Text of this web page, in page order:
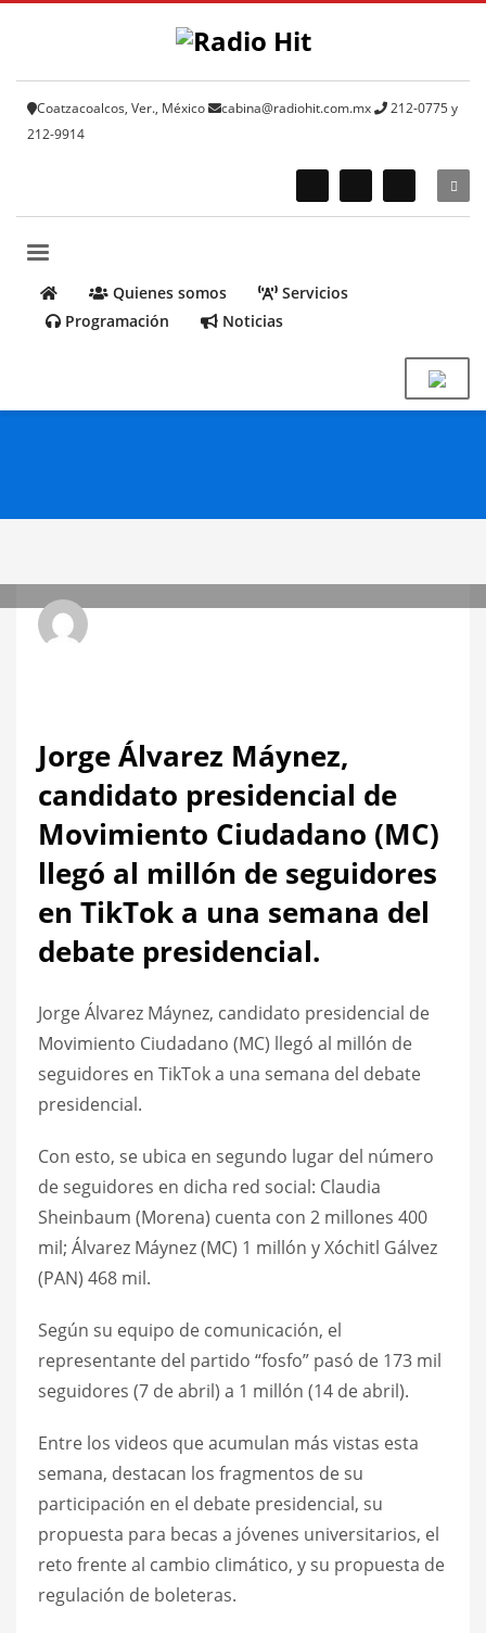
Coatzacoalcos, Ver., México cabina@radiohit.com.mx
212-0775 y
212-9914
Quienes somos
Servicios
Programación
Noticias
Radio Hit La Xplosiva 92.3 FM
Jorge Álvarez Máynez,
candidato presidencial de
Movimiento Ciudadano (MC)
llegó al millón de seguidores
en TikTok a una semana del
debate presidencial.
Jorge Álvarez Máynez, candidato presidencial de
Movimiento Ciudadano (MC) llegó al millón de
seguidores en TikTok a una semana del debate
presidencial.
Con esto, se ubica en segundo lugar del número
de seguidores en dicha red social: Claudia
Sheinbaum (Morena) cuenta con 2 millones 400
mil; Álvarez Máynez (MC) 1 millón y Xóchitl Gálvez
(PAN) 468 mil.
Según su equipo de comunicación, el
representante del partido “fosfo” pasó de 173 mil
seguidores (7 de abril) a 1 millón (14 de abril).
Entre los videos que acumulan más vistas esta
semana, destacan los fragmentos de su
participación en el debate presidencial, su
propuesta para becas a jóvenes universitarios, el
reto frente al cambio climático, y su propuesta de
regulación de boleteras.